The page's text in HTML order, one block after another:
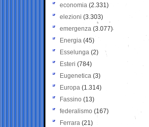
economia (2.331)
elezioni (3.303)
emergenza (3.077)
Energia (45)
Esselunga (2)
Esteri (784)
Eugenetica (3)
Europa (1.314)
Fassino (13)
federalismo (167)
Ferrara (21)